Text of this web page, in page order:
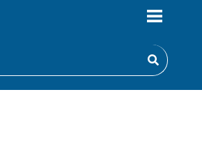
é um processo, uma metodologia,